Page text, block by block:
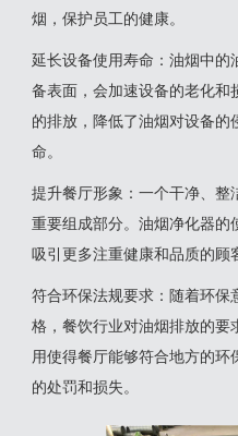
烟，保护员工的健康‌。
延长设备使用寿命‌：油烟中
备表面，会加速设备的老化和
的排放，降低了油烟对设备
命‌。
提升餐厅形象‌：一个干净、整
重要组成部分。油烟净化器的
吸引更多注重健康和品质的顾
符合环保法规要求‌：随着环保
格，餐饮行业对油烟排放的要
用使得餐厅能够符合地方的环
的处罚和损失‌。